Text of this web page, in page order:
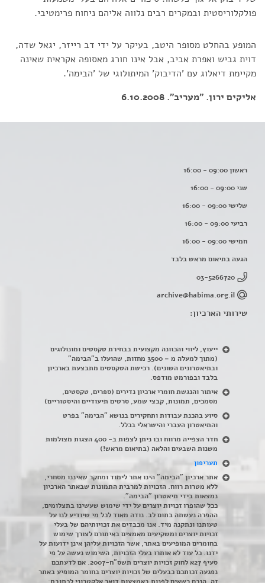
פולקלוריסטית ובמקרים רבים נלווה אליהם ניחוח פרימטיבי.
המופע בהחלט מסופר היטב, בעיקר על ידי דב רייזר, יגאל שדה,
דוית גביש ואפרת אביב, אבל אינו חורג מאסופה אקראית שאינה
מקיימת דיאלוג עם 'הדיבוק' המיתולוגי של 'הבימה'.
אליקים ירון. "מעריב". 6.10.2008
ראשון 09:00 - 16:00
שני 09:00 - 16:00
שלישי 09:00 - 16:00
רביעי 09:00 - 16:00
חמישי 09:00 - 16:00
הגעה בתיאום מראש בלבד
03-5266720
archive@habima.org.il
שירותי הארכיון:
ייעוץ, ליווי והכוונה מקצועית בבחירת טקסטים ומונולוגים
(מתוך למעלה מ – 3500 מחזות, שהועלו ב"הבימה"
ובתיאטרונים השונים). רכישת הטקסטים מתבצעת בארכיון
בלבד ובפורמט מודפס.
איתור והנגשת חומרי ארכיון נדירים (ספרים, טקסטים,
מסמכים, תמונות, קבצי שמע, סרטים תיעודיים והיסטוריים)
סיוע בהכנת עבודות ותחקירים בנושא "הבימה" בפרט
והתיאטרון העברי והישראלי בכלל.
חדר הצפייה מרווח ובו ניתן לצפות ב- 400 הצגות מצולמות
משנות השבעים והלאה (בתיאום מראש!)
תעריפון
אתר ארכיון "הבימה" הינו אתר לימוד ומחקר שאיננו מסחרי,
ללא מטרות רווח. הזכויות למרבית התמונות שבאתר הארכיון
נמצאות בידי תיאטרון "הבימה".
ככל שהופרו זכויות יוצרים על ידי שימוש שעשינו בתצלומים,
ההפרה נעשתה בתום לב. נודה מאוד לכל מי שיודיע לנו על
טעותנו ונתקנה מיד. אנו מכבדים את זכויותיהם של בעלי
זכויות יוצרים ומשקיעים מאמצים באיתורם לצורך שימוש
בחומרים המופיעים באתר, אשר הזכויות עליהן אינן ידועות על
ידנו. כל עוד לא אותרו בעלי הזכויות, השימוש נעשה על פי
סעיף 27א לחוק זכויות יוצרים תשס"ח-2007. אם לדעתכם
נפגעה זכותכם כבעלים של זכויות יוצרים בחומר המופיע באתר
זה, הנכם רשאים לפנות באמצעות דואר אלקטרוני לכתובת: